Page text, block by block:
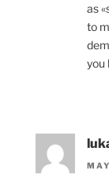
as
to
you